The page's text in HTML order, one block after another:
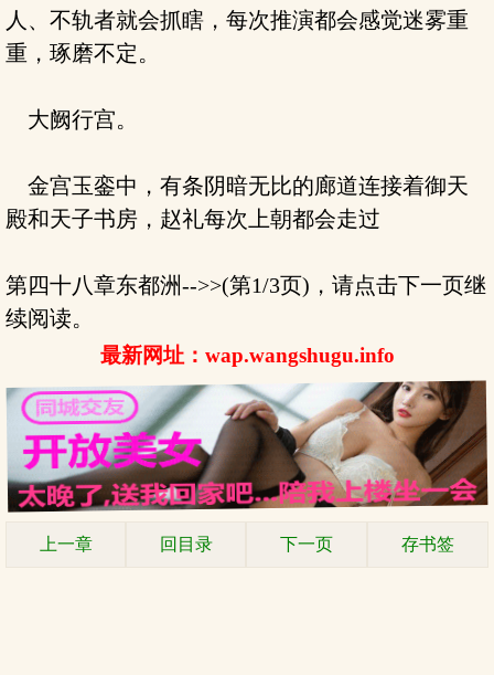
人、不轨者就会抓瞎，每次推演都会感觉迷雾重
重，琢磨不定。
大阙行宫。
金宫玉銮中，有条阴暗无比的廊道连接着御天
殿和天子书房，赵礼每次上朝都会走过
第四十八章东都洲-->>(第1/3页)，请点击下一页继
续阅读。
最新网址：wap.wangshugu.info
上一章 回目录 下一页 存书签